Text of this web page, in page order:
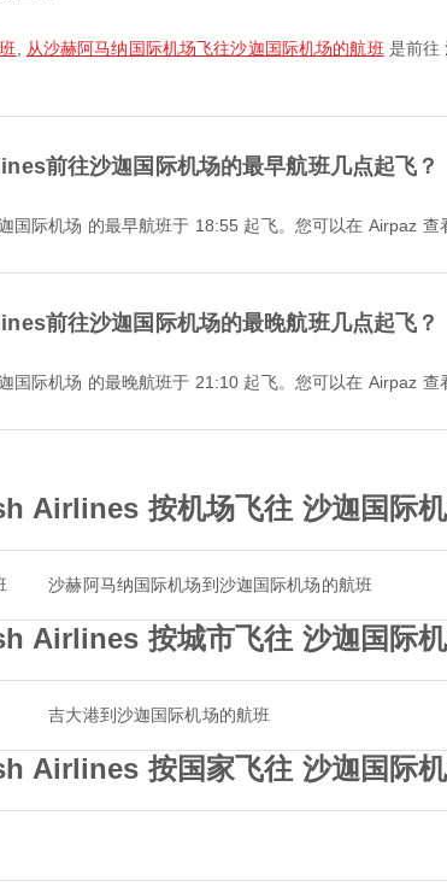
从沙赫阿马纳国际机场飞往沙迦国际机场的航班 是前往
前往沙迦国际机场的最早航班几点起飞？
国际机场 的最早航班于 18:55 起飞。您可以在 Airpaz 查
前往沙迦国际机场的最晚航班几点起飞？
国际机场 的最晚航班于 21:10 起飞。您可以在 Airpaz 查
Airlines 按机场飞往 沙迦国际
沙赫阿马纳国际机场到沙迦国际机场的航班
Airlines 按城市飞往 沙迦国际
吉大港到沙迦国际机场的航班
Airlines 按国家飞往 沙迦国际